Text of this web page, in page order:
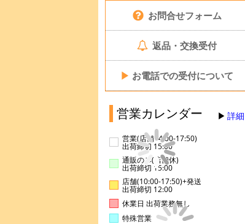
お問合せフォーム
返品・交換受付
▶ お電話での受付について
営業カレンダー 詳細
営業(店舗14:00-17:50)
出荷締切 15:00
通販のみ(店舗休)
出荷締切 15:00
店舗(10:00-17:50)+発送
出荷締切 12:00
休業日 出荷業務無し
特殊営業